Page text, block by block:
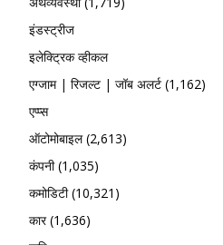
इंडस्ट्रीज
इलेक्ट्रिक व्हीकल
एग्जाम | रिजल्ट | जॉब अलर्ट (1,162)
एप्प्स
ऑटोमोबाइल(2,613)
कंपनी(1,035)
कमोडिटी(10,321)
कार(1,636)